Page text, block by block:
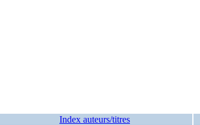
Index auteurs/titres